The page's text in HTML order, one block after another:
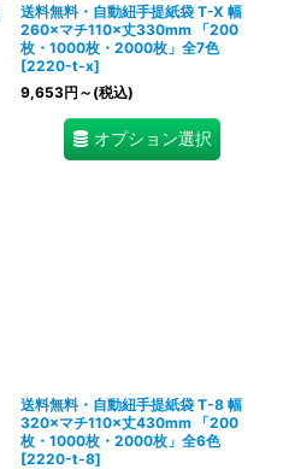
送料無料・自動紐手提紙袋 T-X 幅
260×マチ110×丈330mm 「200
枚・1000枚・2000枚」全7色
[2220-t-x]
9,653円 ～ (税込)
オプション選択
送料無料・自動紐手提紙袋 T-8 幅
320×マチ110×丈430mm 「200
枚・1000枚・2000枚」全6色
[2220-t-8]